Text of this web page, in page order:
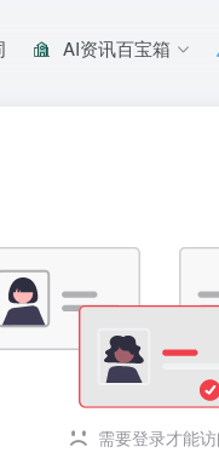
AI资讯百宝箱
需要登录才能访